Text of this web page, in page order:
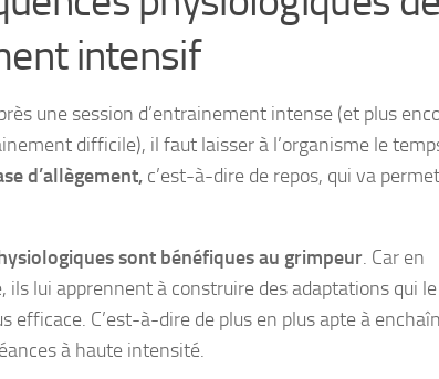
intensif
une session d’entrainement intense (et plus
difficile), il faut laisser à l’organisme le
d’allègement, c’est-à-dire de repos, qui va
sont bénéfiques au grimpeur. Car en
ils lui apprennent à construire des adaptations qui le
efficace. C’est-à-dire de plus en plus apte à
à haute intensité.